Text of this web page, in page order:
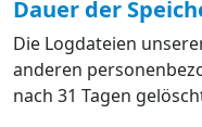
Dauer der
Die Logdateien
anderen
nach 31 Tagen